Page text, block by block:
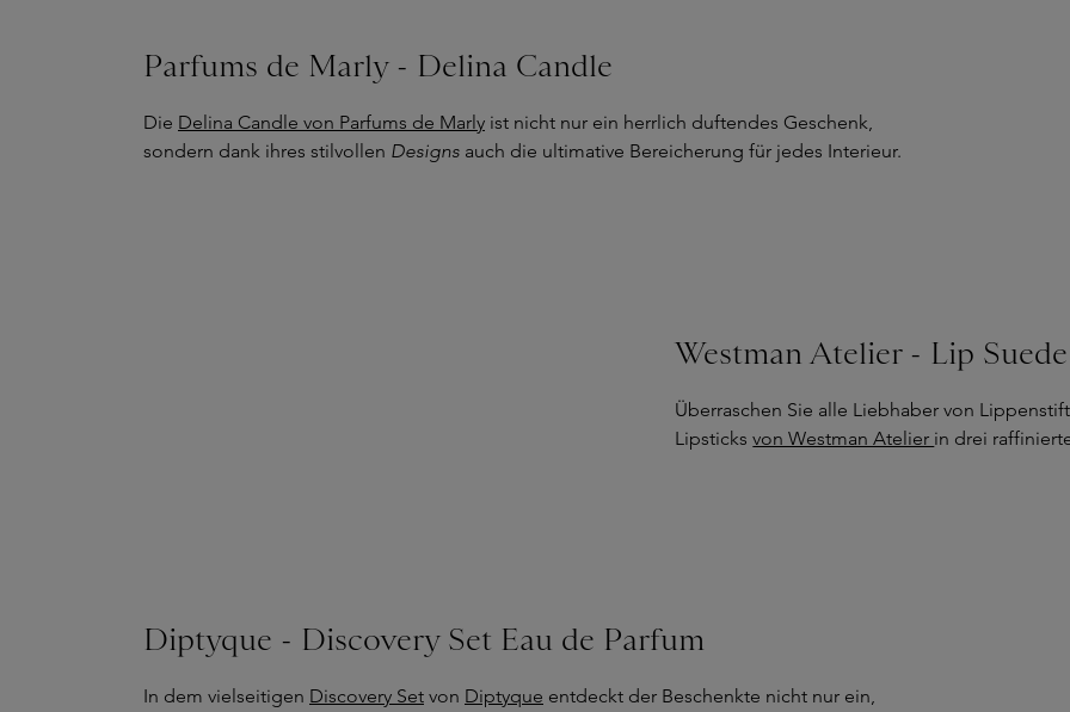
Parfums de Marly - Delina Candle
Die Delina Candle von Parfums de Marly ist nicht nur ein herrlich duftendes Geschenk,
sondern dank ihres stilvollen Designs auch die ultimative Bereicherung für jedes Interieur.
Westman Atelier - Lip
Überraschen Sie alle Liebhaber von
Lipsticksvon Westman Atelier in drei
Diptyque - Discovery Set Eau de Parfum
In dem vielseitigen Discovery Set von Diptyque entdeckt der Beschenkte nicht nur ein,